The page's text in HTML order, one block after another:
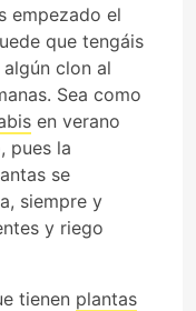
empezado el
que tengáis
clon al
Sea como
en verano
pues la
se
siempre y
y riego
tienen plantas